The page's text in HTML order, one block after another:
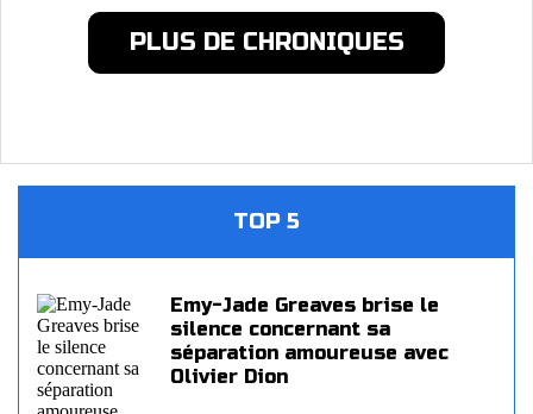
PLUS DE CHRONIQUES
TOP 5
Emy-Jade Greaves brise le
silence concernant sa
séparation amoureuse avec
Olivier Dion